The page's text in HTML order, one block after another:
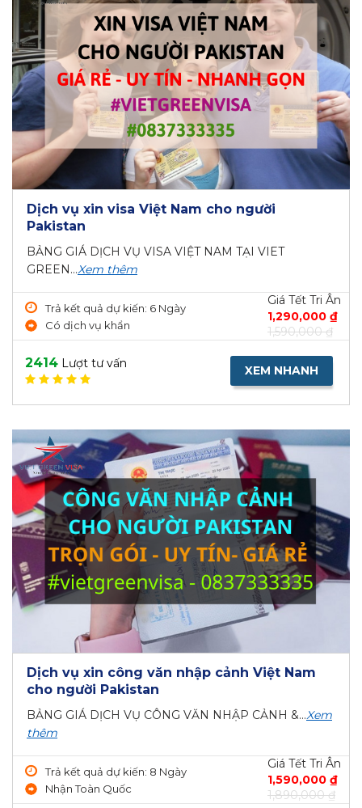
Dịch vụ xin visa Việt Nam cho người
Pakistan
BẢNG GIÁ DỊCH VỤ VISA VIỆT NAM TẠI VIET
GREEN...Xem thêm
Trả kết quả dự kiến: 6 Ngày
Có dịch vụ khẩn
Giá Tết Tri Ân
1,290,000 ₫
1,590,000 ₫
2414 Lượt tư vấn XEM NHANH
Dịch vụ xin công văn nhập cảnh Việt Nam
cho người Pakistan
BẢNG GIÁ DỊCH VỤ CÔNG VĂN NHẬP CẢNH &...Xem
thêm
Trả kết quả dự kiến: 8 Ngày
Nhận Toàn Quốc
Giá Tết Tri Ân
1,590,000 ₫
1,890,000 ₫